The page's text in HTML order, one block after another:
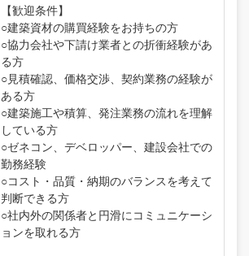
【歓迎条件】
○建築資材の購買経験をお持ちの方
○協力会社や下請け業者との折衝経験があ
る方
○見積確認、価格交渉、契約業務の経験が
ある方
○建築施工や積算、発注業務の流れを理解
している方
○ゼネコン、デベロッパー、建設会社での
勤務経験
○コスト・品質・納期のバランスを考えて
判断できる方
○社内外の関係者と円滑にコミュニケーシ
ョンを取れる方